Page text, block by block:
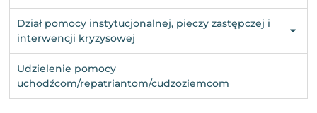
Dział pomocy instytucjonalnej, pieczy zastępczej i
interwencji kryzysowej
Udzielenie pomocy
uchodźcom/repatriantom/cudzoziemcom